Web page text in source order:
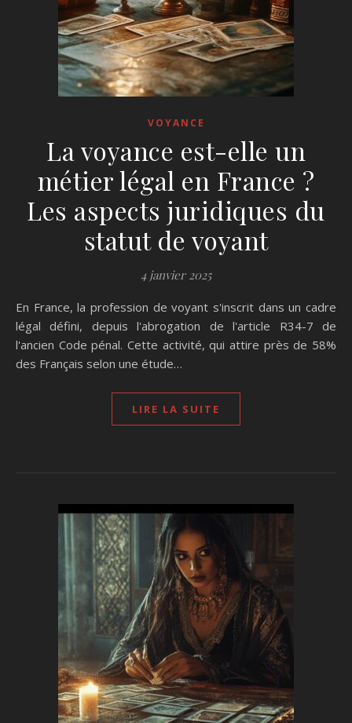
VOYANCE
La voyance est-elle un
métier légal en France ?
Les aspects juridiques du
statut de voyant
4 janvier 2025
En France, la profession de voyant s'inscrit dans un cadre
légal défini, depuis l'abrogation de l'article R34-7 de
l'ancien Code pénal. Cette activité, qui attire près de 58%
des Français selon une étude…
LIRE LA SUITE